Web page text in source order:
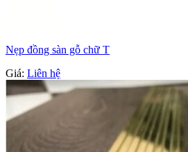
Nẹp đồng sàn gỗ chữ T
Giá: Liên hệ